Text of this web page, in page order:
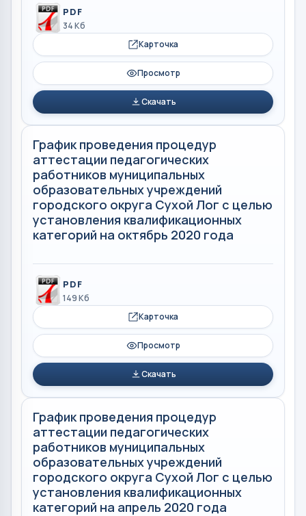
PDF
34 Кб
Карточка
Просмотр
Скачать
График проведения процедур
аттестации педагогических
работников муниципальных
образовательных учреждений
городского округа Сухой Лог с целью
установления квалификационных
категорий на октябрь 2020 года
PDF
149 Кб
Карточка
Просмотр
Скачать
График проведения процедур
аттестации педагогических
работников муниципальных
образовательных учреждений
городского округа Сухой Лог с целью
установления квалификационных
категорий на апрель 2020 года